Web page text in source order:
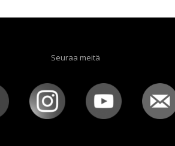
Seuraa meitä